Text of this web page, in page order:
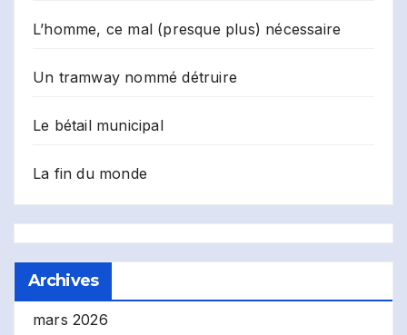
L’homme, ce mal (presque plus) nécessaire
Un tramway nommé détruire
Le bétail municipal
La fin du monde
Archives
mars 2026